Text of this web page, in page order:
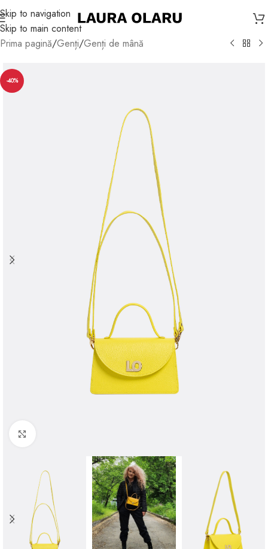
Skip to navigation
Skip to main content
Prima pagină/Genți/Genți de mână
-40%